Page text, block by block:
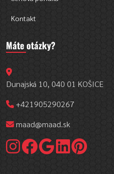
Kontakt
Máte otázky?
Dunajská 10, 040 01 KOŠICE
+421905290267
maad@maad.sk